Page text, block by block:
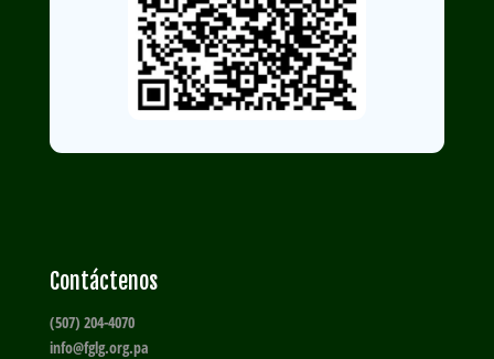
Contáctenos
(507) 204-4070
info@fglg.org.pa